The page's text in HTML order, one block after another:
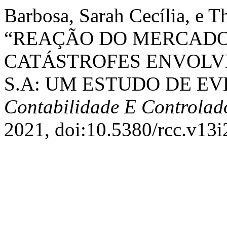
Barbosa, Sarah Cecília, e
“REAÇÃO DO
CATÁSTROFES
S.A: UM ESTUDO DE
Contabilidade E
2021, doi:10.5380/